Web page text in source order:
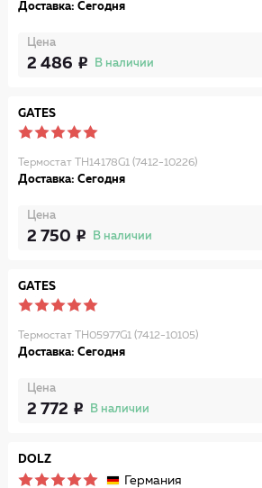
Доставка: Сегодня
Цена
2 486 В наличии
GATES
Термостат TH14178G1 (7412-10226)
Доставка: Сегодня
Цена
2 750 В наличии
GATES
Термостат TH05977G1 (7412-10105)
Доставка: Сегодня
Цена
2 772 В наличии
DOLZ
Германия